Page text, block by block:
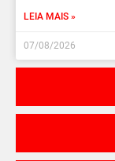
LEIA MAIS »
07/08/2026